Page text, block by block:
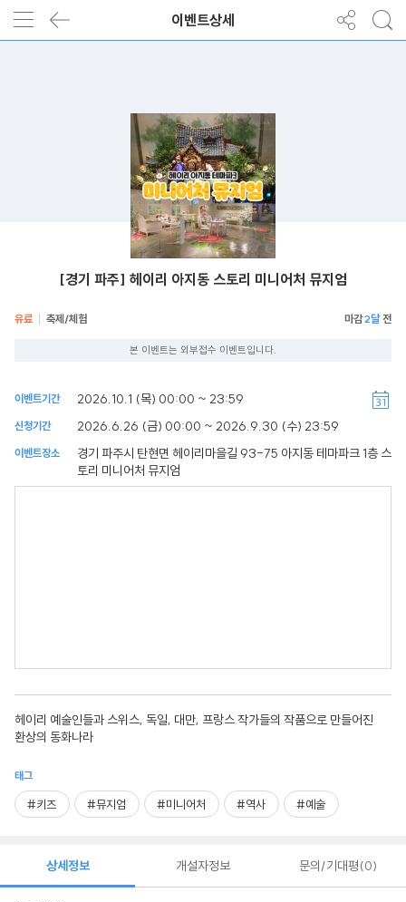
이벤트상세
[경기 파주] 헤이리 아지동 스토리 미니어처 뮤지엄
유료 축제/체험 2달
본 이벤트는 외부접수 이벤트입니다.
이벤트기간 2026.10.1 (목) 00:00 ~ 23:59
신청기간 2026.6.26 (금) 00:00 ~ 2026.9.30 (수) 23:59
이벤트장소
경기 파주시 탄현면 헤이리마을길 93-75 아지동 테마파크 1층 스
토리 미니어처 뮤지엄
헤이리 예술인들과 스위스, 독일, 대만, 프랑스 작가들의 작품으로 만들어진
환상의 동화나라
태그
#키즈 #뮤지엄 #미니어처 #역사 #예술
상세정보 개설자정보 문의/기대평 0